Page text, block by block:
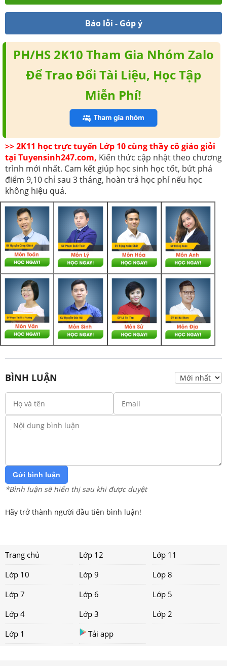
Báo lỗi - Góp ý
PH/HS 2K10 Tham Gia Nhóm Zalo
Để Trao Đổi Tài Liệu, Học Tập
Miễn Phí!
>> 2K11 học trực tuyến Lớp 10 cùng thầy cô giáo giỏi
tại Tuyensinh247.com, Kiến thức cập nhật theo chương
trình mới nhất. Cam kết giúp học sinh học tốt, bứt phá
điểm 9,10 chỉ sau 3 tháng, hoàn trả học phí nếu học
không hiệu quả.
BÌNH LUẬN
Gửi bình luận
*Bình luận sẽ hiển thị sau khi được duyệt
Hãy trở thành người đầu tiên bình luận!
Trang chủ Lớp 12
Lớp 11
Lớp 10
Lớp 9
Lớp 8
Lớp 7
Lớp 6
Lớp 5
Lớp 4
Lớp 3
Lớp 2
Lớp 1
Tải app